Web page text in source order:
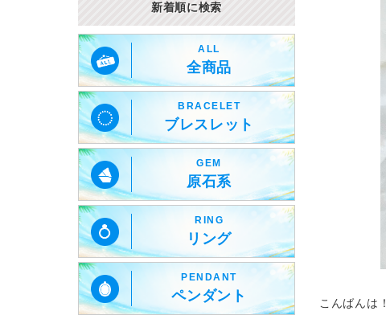
こんばんは！
新着順に検索
全商品
ALL
ブレスレット
BRACELET
原石系
GEM
リング
RING
ペンダント
PENDANT